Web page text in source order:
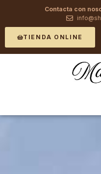
Contacta con
TIENDA ONLINE